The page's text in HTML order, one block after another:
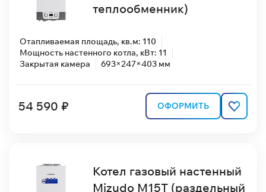
теплообменник)
Отапливаемая площадь, кв.м: 110
Мощность настенного котла, кВт: 11
Закрытая камера
693×247×403 мм
54 590 ₽ ОФОРМИТЬ
Котел газовый настенный
Mizudo M15T (раздельный